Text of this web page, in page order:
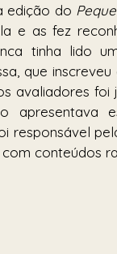
edição do
e as fez
tinha lido
que
avaliadores
apresentava
responsável
conteúdos